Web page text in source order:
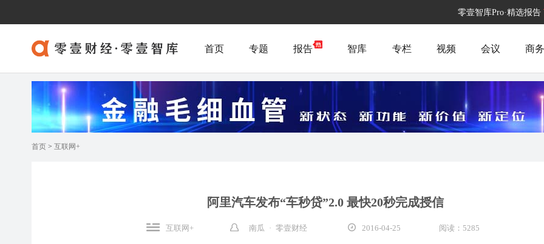
零壹智库Pro·精选报告
首页 专题 报告 智库 专栏 视频 会议 商
首页 > 互联网+
阿里汽车发布“车秒贷”2.0 最快20秒完成授信
互联网+ 南瓜 · 零壹财经 2016-04-25 阅读：5285